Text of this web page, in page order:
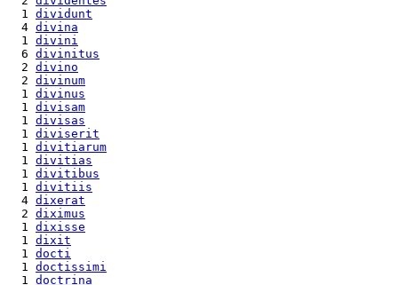
  1
dividunt
  4
divina
  1
divini
  6
divinitus
  2
divino
  2
divinum
  1
divinus
  1
divisam
  1
divisas
  1
diviserit
  1
divitiarum
  1
divitias
  1
divitibus
  1
divitiis
  4
dixerat
  2
diximus
  1
dixisse
  1
dixit
  1
docti
  1
doctissimi
  1
doctrina